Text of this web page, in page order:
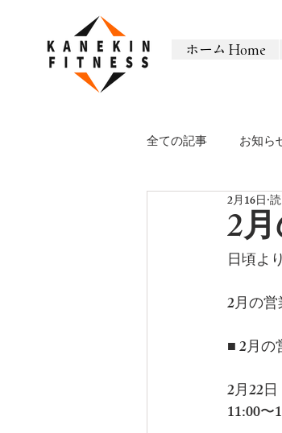
ホーム Home
全ての記事 お知ら
2
2月16日
日頃よ
2月の
■ 2月の
2月22
11:00